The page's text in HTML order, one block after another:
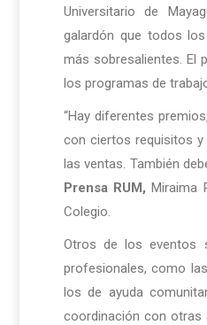
Universitario de
galardón que todos
más sobresalientes. El
los programas de
“Hay diferentes
con ciertos requisitos y
las ventas. También
Prensa RUM,Miraima
Colegio.
Otros de los eventos
profesionales, como
los de ayuda
coordinación con otras